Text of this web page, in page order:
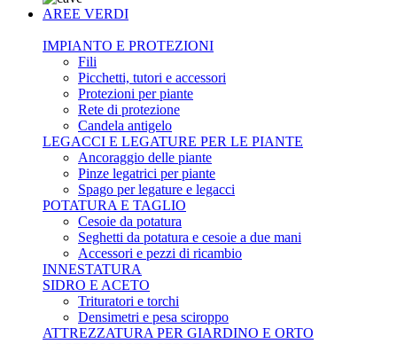
AREE VERDI
IMPIANTO E PROTEZIONI
Fili
Picchetti, tutori e accessori
Protezioni per piante
Rete di protezione
Candela antigelo
LEGACCI E LEGATURE PER LE PIANTE
Ancoraggio delle piante
Pinze legatrici per piante
Spago per legature e legacci
POTATURA E TAGLIO
Cesoie da potatura
Seghetti da potatura e cesoie a due mani
Accessori e pezzi di ricambio
INNESTATURA
SIDRO E ACETO
Trituratori e torchi
Densimetri e pesa sciroppo
ATTREZZATURA PER GIARDINO E ORTO